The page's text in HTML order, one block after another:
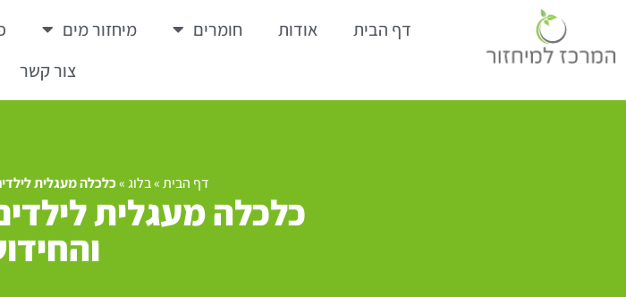
דף הבית אודות חומרים מיחזור מים
צור קשר
דף הבית»בלוג»כלכלה מעגלית
כלכלה מעגלית